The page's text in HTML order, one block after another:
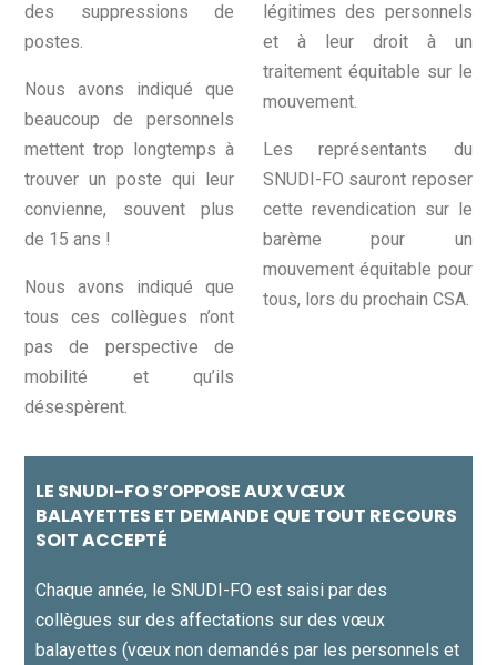
des suppressions de
postes.
Nous avons indiqué que
beaucoup de personnels
mettent trop longtemps à
trouver un poste qui leur
convienne, souvent plus
de 15 ans !
Nous avons indiqué que
tous ces collègues n’ont
pas de perspective de
mobilité et qu’ils
désespèrent.
légitimes des personnels
et à leur droit à un
traitement équitable sur le
mouvement.
Les représentants du
SNUDI-FO sauront reposer
cette revendication sur le
barème pour un
mouvement équitable pour
tous, lors du prochain CSA.
LE SNUDI-FO S’OPPOSE AUX VŒUX
BALAYETTES ET DEMANDE QUE TOUT RECOURS
SOIT ACCEPTÉ
Chaque année, le SNUDI-FO est saisi par des
collègues sur des affectations sur des vœux
balayettes (vœux non demandés par les personnels et